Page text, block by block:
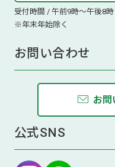
受付時間 / 午前9時～午後8時
※年末年始除く
お問い合わせ
お問
公式SNS